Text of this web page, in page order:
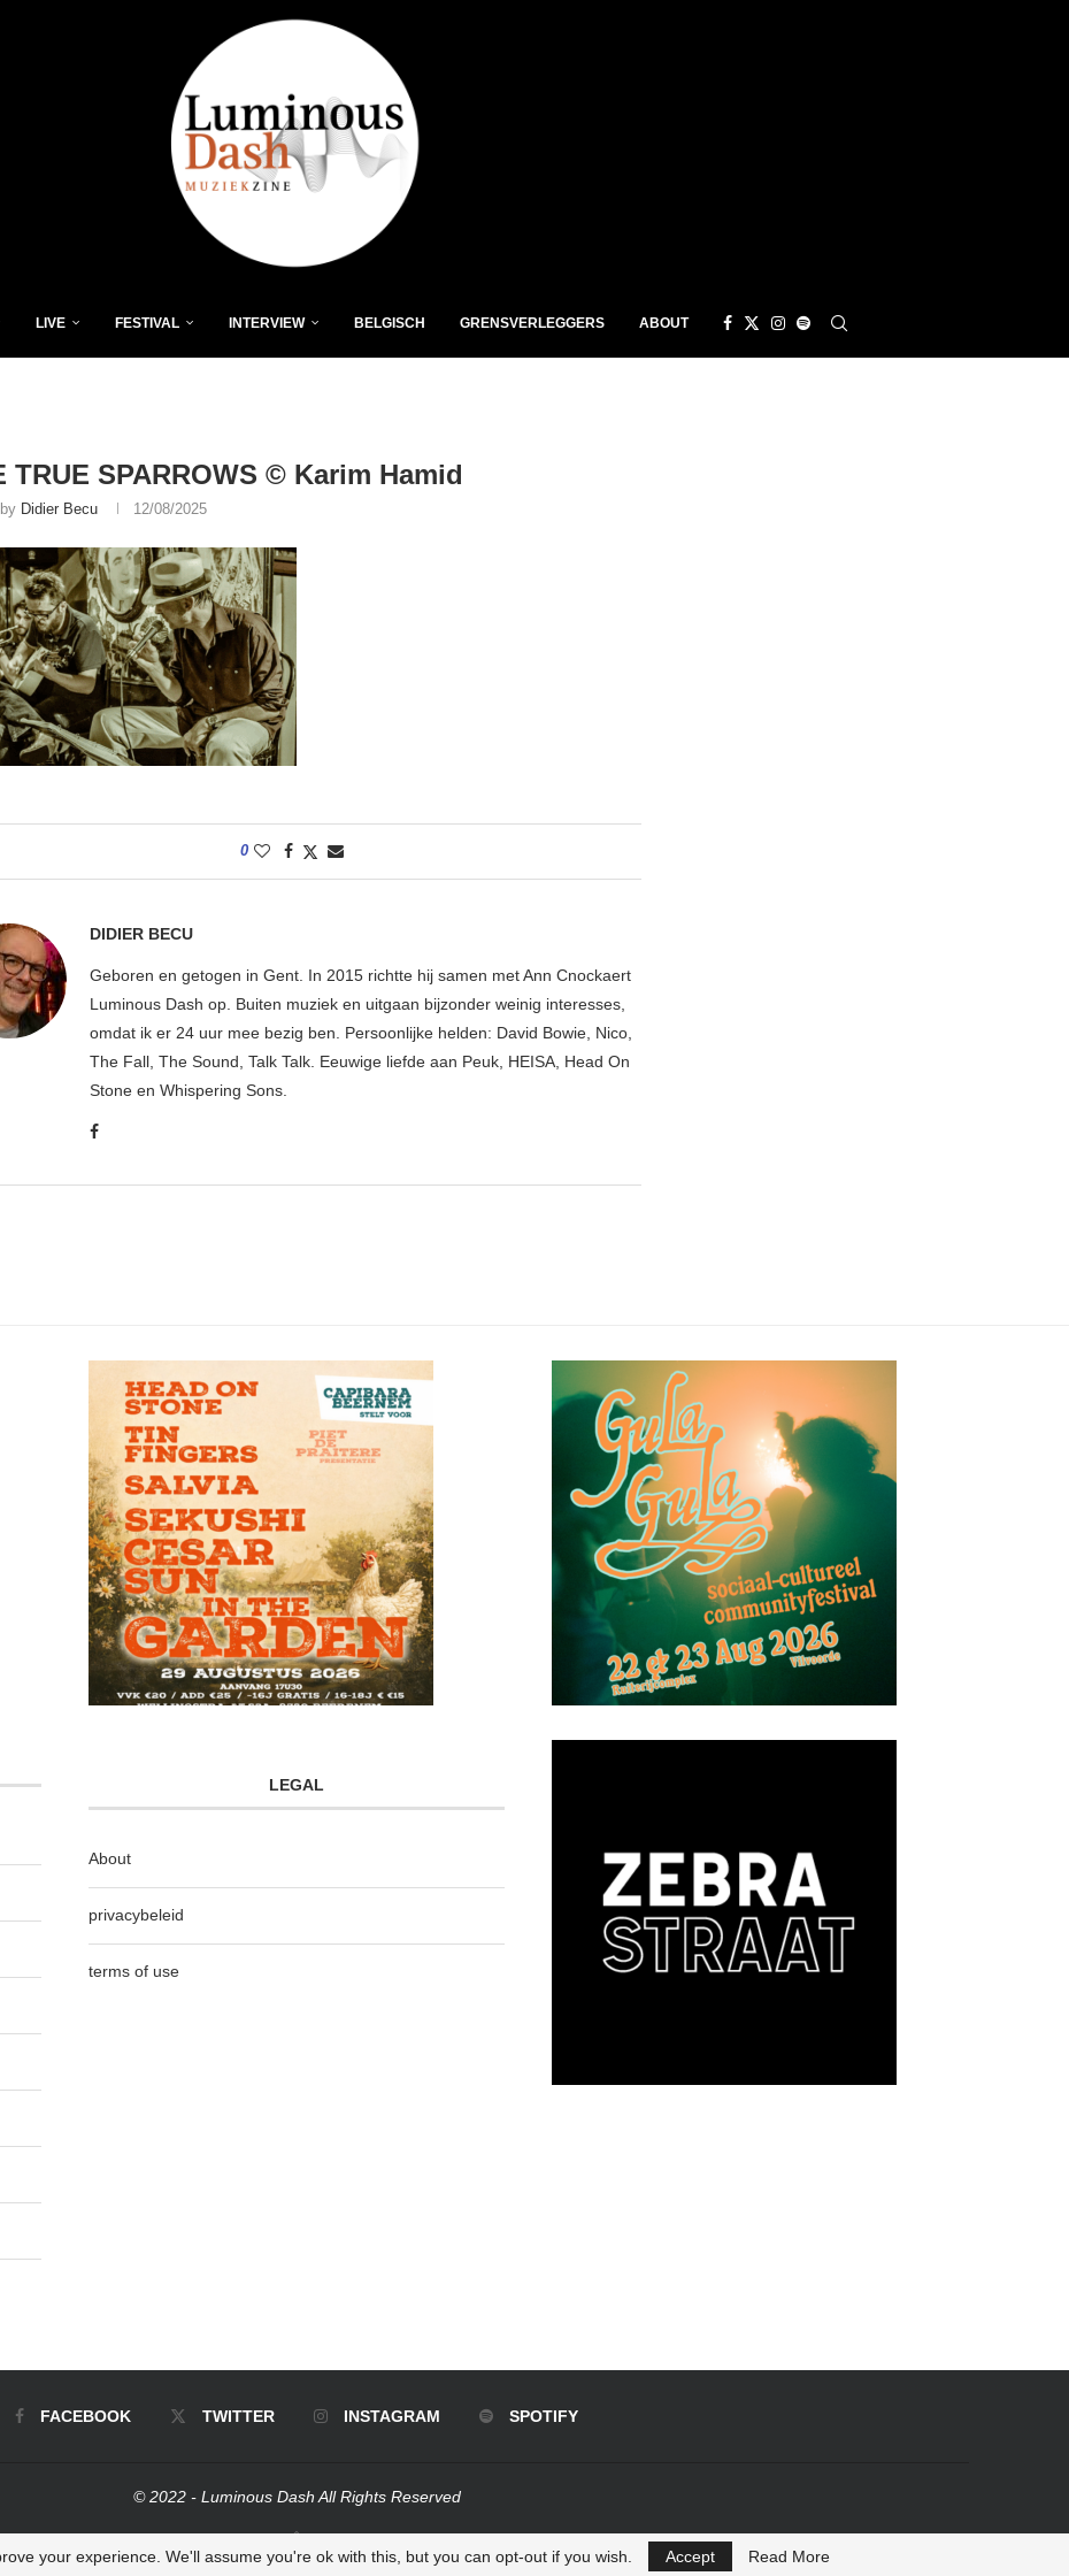
LIVE FESTIVAL INTERVIEW BELGISCH GRENSVERLEGGERS ABOUT
TRUE SPARROWS © Karim Hamid
Didier Becu 12/08/2025
0
DIDIER BECU
Geboren en getogen in Gent. In 2015 richtte hij samen met Ann Cnockaert
Luminous Dash op. Buiten muziek en uitgaan bijzonder weinig interesses,
omdat ik er 24 uur mee bezig ben. Persoonlijke helden: David Bowie, Nico,
The Fall, The Sound, Talk Talk. Eeuwige liefde aan Peuk, HEISA, Head On
Stone en Whispering Sons.
LEGAL
About
privacybeleid
terms of use
FACEBOOK TWITTER INSTAGRAM SPOTIFY
© 2022 - Luminous Dash All Rights Reserved
BACK TO TOP
your experience. We'll assume you're ok with this, but you can opt-out if you wish. Accept Read More